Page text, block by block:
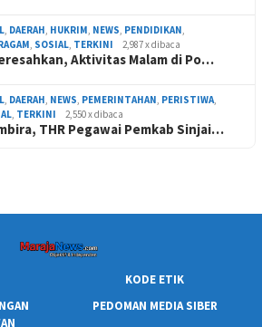
, DAERAH, HUKRIM, NEWS, PENDIDIKAN,
, SOSIAL, TERKINI 2,987 x dibaca
Aktivitas Malam di Po…
, DAERAH, NEWS, PEMERINTAHAN, PERISTIWA,
, TERKINI 2,550 x dibaca
THR Pegawai Pemkab Sinjai…
KODE ETIK
PEDOMAN MEDIA SIBER